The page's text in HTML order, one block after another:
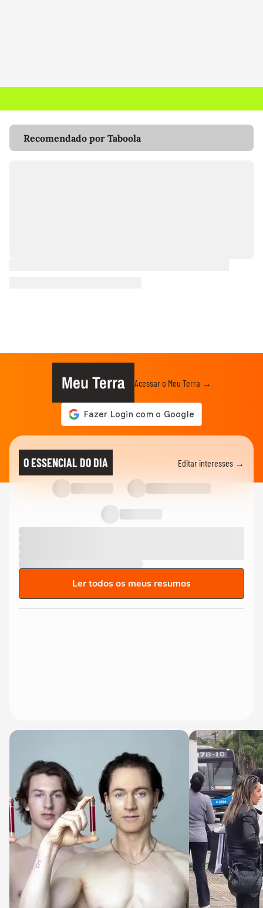
Recomendado por Taboola
Meu Terra Acessar o Meu Terra →
O ESSENCIAL DO DIA Editar interesses →
Ler todos os meus resumos